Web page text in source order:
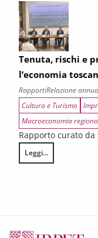
Tenuta, rischi e
l’economia
RapportiRelazione
Cultura e Turismo
Macroeconomia
Rapporto curato da
Leggi...
Tenuta, rischi e